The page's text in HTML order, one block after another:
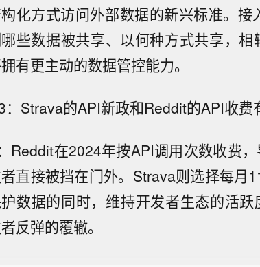
化方式访问外部数据的新兴标准。
些数据被共享、以何种方式共享，
有更主动的数据管控能力。
：Strava的API新政和Reddit的API收费
Reddit在2024年按API调用次数收费
直接被挡在门外。Strava则选择每月
数据的同时，维持开发者生态的活
反弹的覆辙。